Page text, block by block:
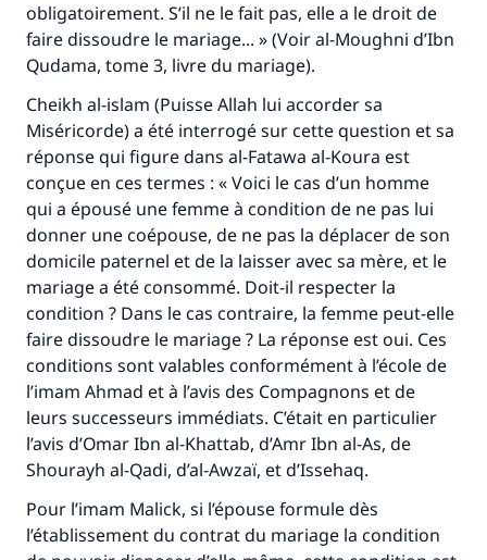
obligatoirement. S’il ne le fait pas, elle a le droit de
faire dissoudre le mariage... » (Voir al-Moughni d’Ibn
Qudama, tome 3, livre du mariage).
Cheikh al-islam (Puisse Allah lui accorder sa
Miséricorde) a été interrogé sur cette question et sa
réponse qui figure dans al-Fatawa al-Koura est
conçue en ces termes : « Voici le cas d’un homme
qui a épousé une femme à condition de ne pas lui
donner une coépouse, de ne pas la déplacer de son
domicile paternel et de la laisser avec sa mère, et le
mariage a été consommé. Doit-il respecter la
condition ? Dans le cas contraire, la femme peut-elle
faire dissoudre le mariage ? La réponse est oui. Ces
conditions sont valables conformément à l’école de
l’imam Ahmad et à l’avis des Compagnons et de
leurs successeurs immédiats. C’était en particulier
l’avis d’Omar Ibn al-Khattab, d’Amr Ibn al-As, de
Shourayh al-Qadi, d’al-Awzaï, et d’Issehaq.
Pour l’imam Malick, si l’épouse formule dès
l’établissement du contrat du mariage la condition
Faites une différence dans la vie de
millions de personnes grâce à votre
contribution
Aidez nous à apporter des réponses.
Le Messager d'Allah (Paix sur lui) a dit:
"Celui qui indique une bonne action obtient la
même récompense que celui qui le fait."
(MOUSLIM 1893)
Soutenez IslamQA